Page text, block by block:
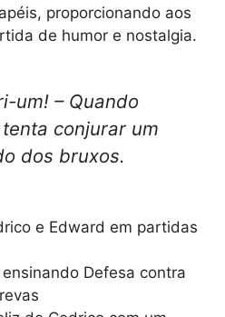
proporcionando aos
de humor e nostalgia.
um! – Quando
conjurar um
dos bruxos.
e Edward em partidas
Defesa contra